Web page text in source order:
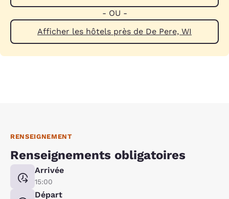
- OU -
Afficher les hôtels près de De Pere, WI
RENSEIGNEMENT
Renseignements obligatoires
Arrivée
15:00
Départ